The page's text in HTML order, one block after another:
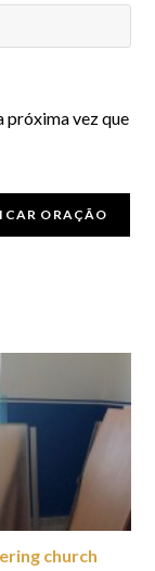
próxima vez que
church